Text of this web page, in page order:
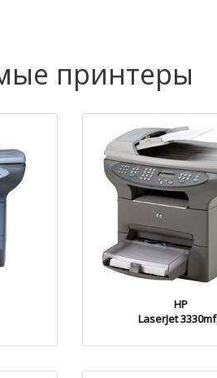
принтеры
HP
LaserJet